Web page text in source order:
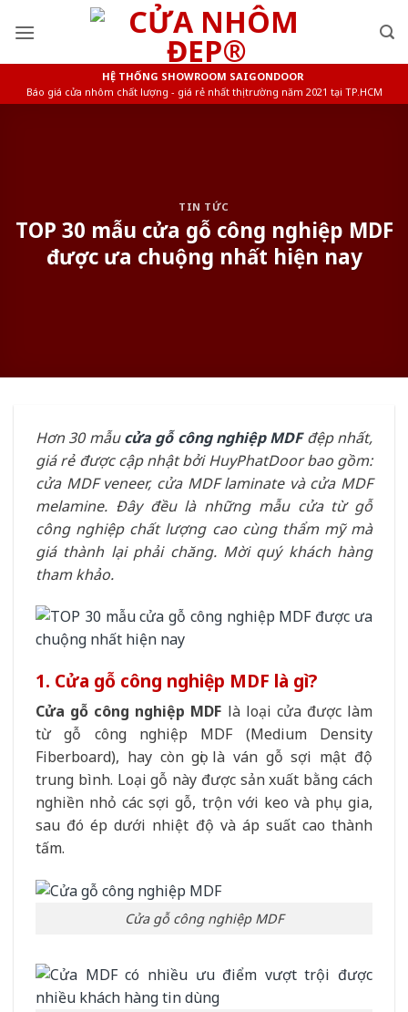
HỆ THỐNG SHOWROOM SAIGONDOOR
Báo giá cửa nhôm chất lượng - giá rẻ nhất thị trường năm 2021 tại TP.HCM
TIN TỨC
TOP 30 mẫu cửa gỗ công nghiệp MDF
được ưa chuộng nhất hiện nay
Hơn 30 mẫucửa gỗ công nghiệp MDFđệp nhất,
giá rẻ được cập nhật bởi HuyPhatDoor bao gồm:
cửa MDF veneer, cửa MDF laminate và cửa MDF
melamine. Đây đều là những mẫu cửa từ gỗ
công nghiệp chất lượng cao cùng thẩm mỹ mà
giá thành lại phải chăng. Mời quý khách hàng
tham khảo.
1. Cửa gỗ công nghiệp MDF là gì?
Cửa gỗ công nghiệp MDF là loại cửa được làm
từ gỗ công nghiệp MDF (Medium Density
Fiberboard), hay còn gọi là ván gỗ sợi mật độ
trung bình. Loại gỗ này được sản xuất bằng cách
nghiền nhỏ các sợi gỗ, trộn với keo và phụ gia,
sau đó ép dưới nhiệt độ và áp suất cao thành
tấm.
Cửa gỗ công nghiệp MDF